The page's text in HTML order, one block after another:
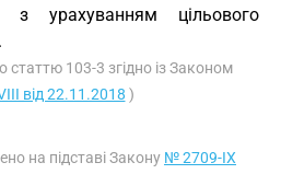
з урахуванням цільового
103-3 згідно із Законом
від 22.11.2018 )
на підставі Закону № 2709-IX